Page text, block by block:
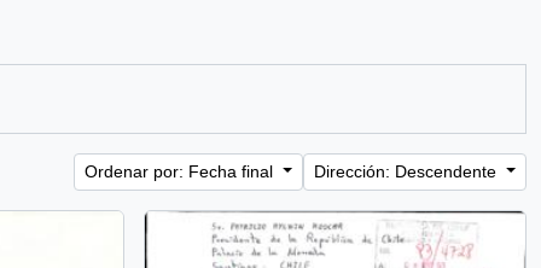
Ordenar por: Fecha final Dirección: Descendente